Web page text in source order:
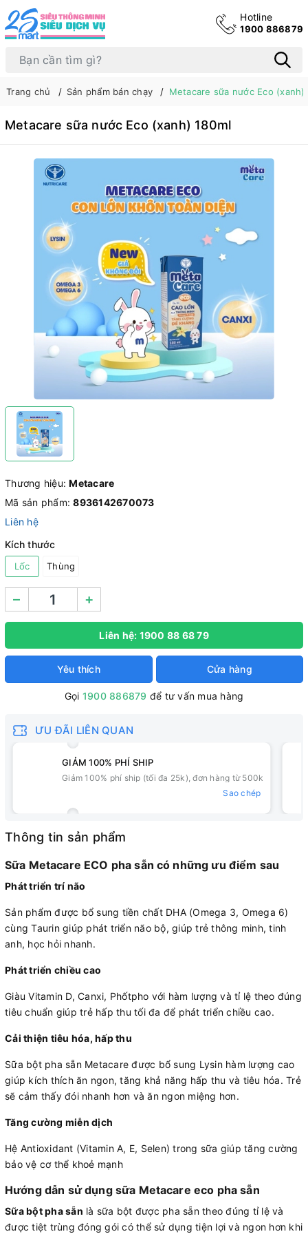
Hotline
1900 886879
Trang chủ Sản phẩm bán chạy Metacare sữa nước Eco (xanh)
Metacare sữa nước Eco (xanh) 180ml
Thương hiệu:Metacare
Mã sản phẩm:8936142670073
Liên hệ
Kích thước
Lốc Thùng
– +
Liên hệ: 1900 88 68 79
Yêu thích Cửa hàng
Gọi 1900 886879 để tư vấn mua hàng
ƯU ĐÃI LIÊN QUAN
GIẢM 100% PHÍ SHIP
Giảm 100% phí ship (tối đa 25k), đơn hàng từ 500k
Sao chép
Thông tin sản phẩm
Sữa Metacare ECO pha sẵn có những ưu điểm sau
Phát triển trí não
Sản phẩm được bổ sung tiền chất DHA (Omega 3, Omega 6)
cùng Taurin giúp phát triển não bộ, giúp trẻ thông minh, tinh
anh, học hỏi nhanh.
Phát triển chiều cao
Giàu Vitamin D, Canxi, Phốtpho với hàm lượng và tỉ lệ theo đúng
tiêu chuẩn giúp trẻ hấp thu tối đa để phát triển chiều cao.
Cải thiện tiêu hóa, hấp thu
Sữa bột pha sẵn Metacare được bổ sung Lysin hàm lượng cao
giúp kích thích ăn ngon, tăng khả năng hấp thu và tiêu hóa. Trẻ
sẽ cảm thấy đói nhanh hơn và ăn ngon miệng hơn.
Tăng cường miễn dịch
Hệ Antioxidant (Vitamin A, E, Selen) trong sữa giúp tăng cường
bảo vệ cơ thể khoẻ mạnh
Hướng dẫn sử dụng sữa Metacare eco pha sẵn
Sữa bột pha sẵn là sữa bột được pha sẵn theo đúng tỉ lệ và
được tiệt trùng đóng gói có thể sử dụng tiện lợi và ngon hơn khi